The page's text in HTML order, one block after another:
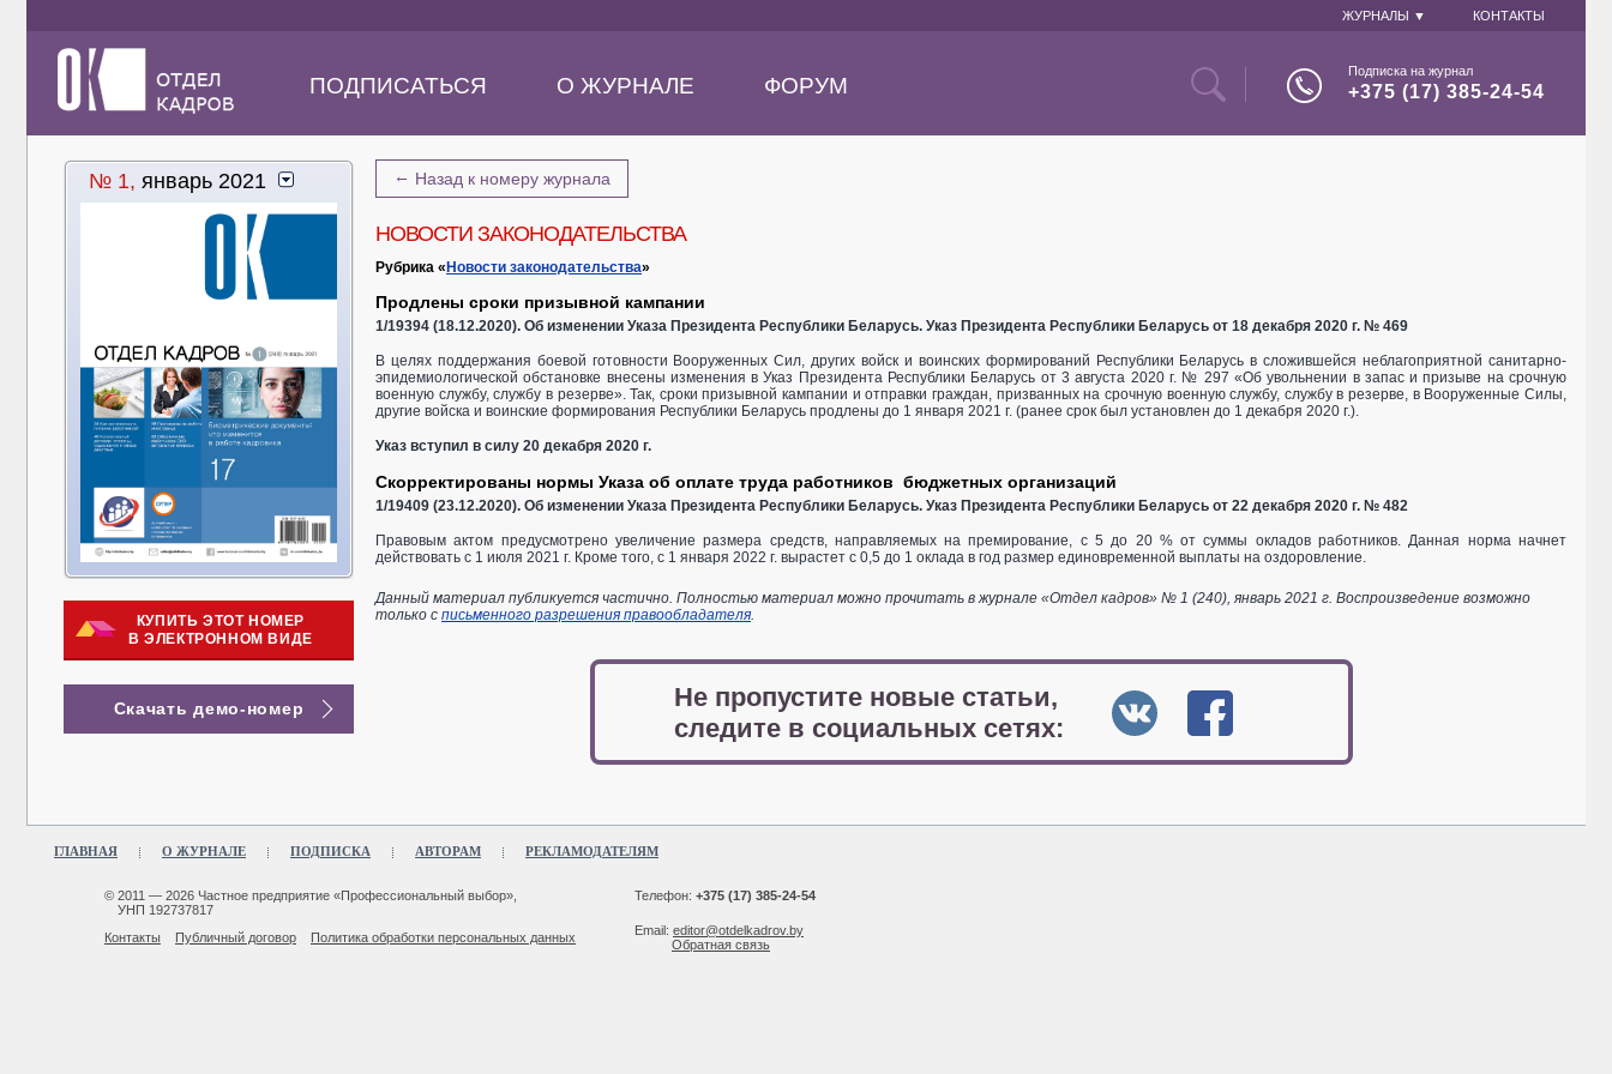
ЖУРНАЛЫ ▼ КОНТАКТЫ
ПОДПИСАТЬСЯ О ЖУРНАЛЕ ФОРУМ
Подписка на журнал
+375 (17) 385-24-54
№ 1, январь 2021
КУПИТЬ ЭТОТ НОМЕР
В ЭЛЕКТРОННОМ ВИДЕ
Скачать демо-номер
← Назад к номеру журнала
НОВОСТИ ЗАКОНОДАТЕЛЬСТВА
Рубрика « Новости законодательства»
Продлены сроки призывной кампании
1/19394 (18.12.2020). Об изменении Указа Президента Республики Беларусь. Указ Президента Республики Беларусь от 18 декабря 2020 г. № 469
В целях поддержания боевой готовности Вооруженных Сил, других войск и воинских формирований Республики Беларусь в сложившейся неблагоприятной санитарно-
эпидемиологической обстановке внесены изменения в Указ Президента Республики Беларусь от 3 августа 2020 г. № 297 «Об увольнении в запас и призыве на срочную
военную службу, службу в резерве». Так, сроки призывной кампании и отправки граждан, призванных на срочную военную службу, службу в резерве, в Вооруженные Силы,
другие войска и воинские формирования Республики Беларусь продлены до 1 января 2021 г. (ранее срок был установлен до 1 декабря 2020 г.).
Указ вступил в силу 20 декабря 2020 г.
Скорректированы нормы Указа об оплате труда работников бюджетных организаций
1/19409 (23.12.2020). Об изменении Указа Президента Республики Беларусь. Указ Президента Республики Беларусь от 22 декабря 2020 г. № 482
Правовым актом предусмотрено увеличение размера средств, направляемых на премирование, с 5 до 20 % от суммы окладов работников. Данная норма начнет
действовать с 1 июля 2021 г. Кроме того, с 1 января 2022 г. вырастет с 0,5 до 1 оклада в год размер единовременной выплаты на оздоровление.
Данный материал публикуется частично. Полностью материал можно прочитать в журнале «Отдел кадров» № 1 (240), январь 2021 г. Воспроизведение возможно
только с письменного разрешения правообладателя.
Не пропустите новые статьи,
следите в социальных сетях:
ГЛАВНАЯ О ЖУРНАЛЕ ПОДПИСКА АВТОРАМ РЕКЛАМОДАТЕЛЯМ
© 2011 — 2026 Частное предприятие «Профессиональный выбор»,
УНП 192737817
Контакты
Публичный договор Политика обработки персональных данных
Телефон: +375 (17) 385-24-54
Email: editor@otdelkadrov.by
Обратная связь